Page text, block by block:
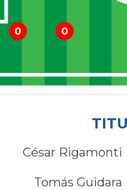
César Rigamonti
Tomás Guidara
0 0